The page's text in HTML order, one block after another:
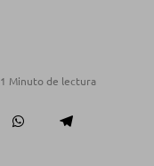
1 Minuto de lectura